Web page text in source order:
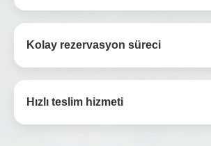
Kolay rezervasyon süreci
Hızlı teslim hizmeti